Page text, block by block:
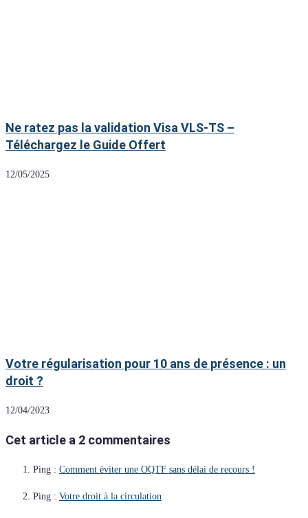
Ne ratez pas la validation Visa VLS-TS –
Téléchargez le Guide Offert
12/05/2025
Votre régularisation pour 10 ans de présence : un
droit ?
12/04/2023
Cet article a 2 commentaires
Ping : Comment éviter une OQTF sans délai de recours !
Ping : Votre droit à la circulation